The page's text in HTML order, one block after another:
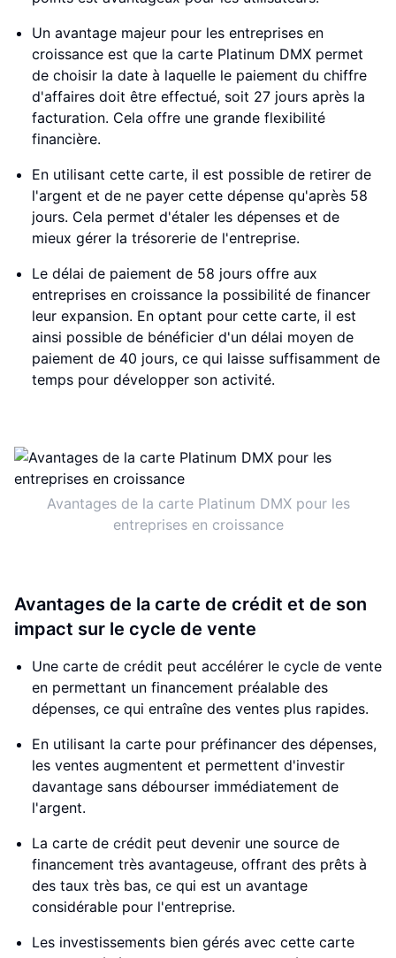
Un avantage majeur pour les entreprises en
croissance est que la carte Platinum DMX permet
de choisir la date à laquelle le paiement du chiffre
d'affaires doit être effectué, soit 27 jours après la
facturation. Cela offre une grande flexibilité
financière.
En utilisant cette carte, il est possible de retirer de
l'argent et de ne payer cette dépense qu'après 58
jours. Cela permet d'étaler les dépenses et de
mieux gérer la trésorerie de l'entreprise.
Le délai de paiement de 58 jours offre aux
entreprises en croissance la possibilité de financer
leur expansion. En optant pour cette carte, il est
ainsi possible de bénéficier d'un délai moyen de
paiement de 40 jours, ce qui laisse suffisamment de
temps pour développer son activité.
Avantages de la carte Platinum DMX pour les
entreprises en croissance
Avantages de la carte de crédit et de son
impact sur le cycle de vente
Une carte de crédit peut accélérer le cycle de vente
en permettant un financement préalable des
dépenses, ce qui entraîne des ventes plus rapides.
En utilisant la carte pour préfinancer des dépenses,
les ventes augmentent et permettent d'investir
davantage sans débourser immédiatement de
l'argent.
La carte de crédit peut devenir une source de
financement très avantageuse, offrant des prêts à
des taux très bas, ce qui est un avantage
considérable pour l'entreprise.
Les investissements bien gérés avec cette carte